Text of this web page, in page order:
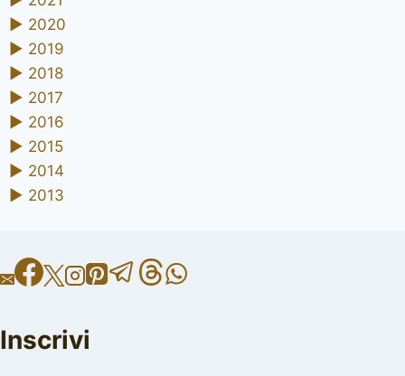
► 2020
► 2019
► 2018
► 2017
► 2016
► 2015
► 2014
► 2013
Inscrivi